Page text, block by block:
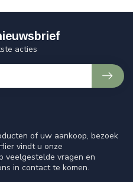
of uw aankoop, bezoek
vindt u onze
veelgestelde vragen en
in contact te komen.
acties